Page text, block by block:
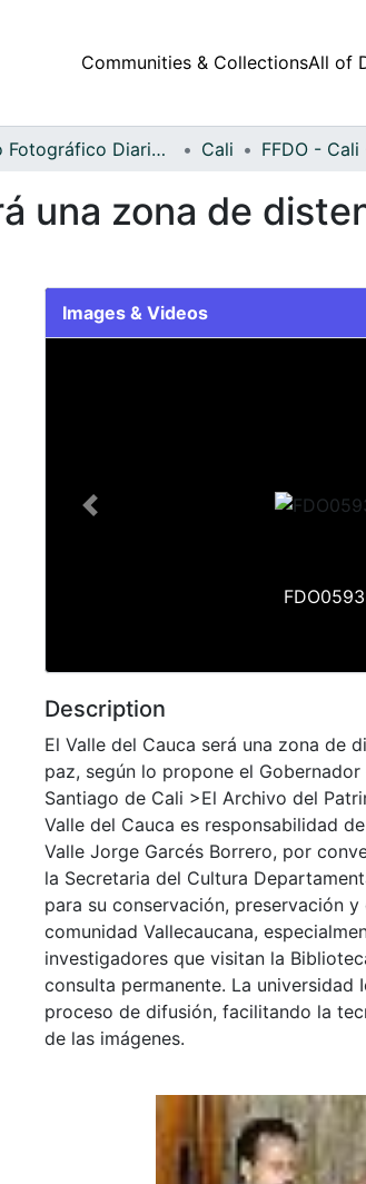
Communities & CollectionsAll of
Fondo Fotográfico Diario Occidente Cali FFDO -
una zona de
Images & Videos
Previous
Description
El Valle del Cauca será una zona de
paz, según lo propone el
Santiago de Cali >El Archivo del
Valle del Cauca es responsabilidad
Valle Jorge Garcés Borrero, por
la Secretaria del Cultura
para su conservación, preservación
comunidad Vallecaucana,
investigadores que visitan la
consulta permanente. La universidad
proceso de difusión, facilitando la
de las imágenes.